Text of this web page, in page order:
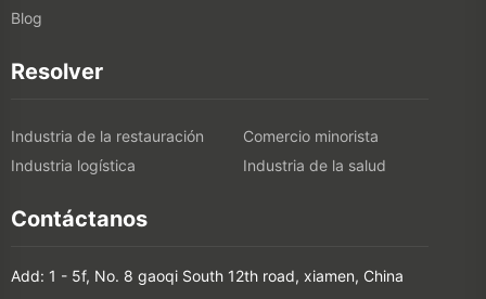
Blog
Resolver
Industria de la restauración
Comercio minorista
Industria logística
Industria de la salud
Contáctanos
Add: 1 - 5f, No. 8 gaoqi South 12th road, xiamen, China